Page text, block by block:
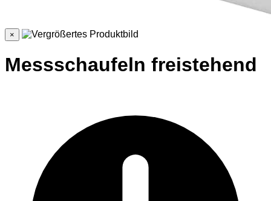
×
Messschaufeln freistehend